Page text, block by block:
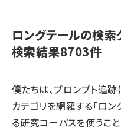
ロングテールの検索
検索結果8703件
僕たちは、プロンプト追
カテゴリを網羅する「ロ
る研究コーパスを使うこ